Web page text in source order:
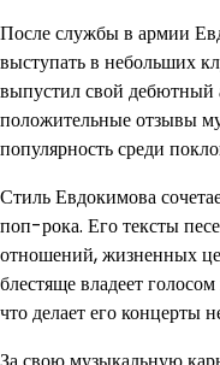
После службы в армии
выступать в небольших
выпустил свой дебютный
положительные отзывы
популярность среди
Стиль Евдокимова
поп-рока. Его тексты
отношений, жизненных
блестяще владеет
что делает его концерты